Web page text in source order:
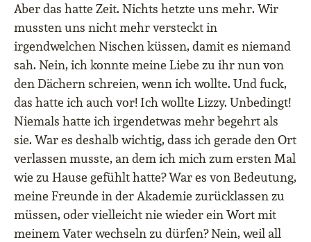
Aber das hatte Zeit. Nichts hetzte uns mehr. Wir
mussten uns nicht mehr versteckt in
irgendwelchen Nischen küssen, damit es niemand
sah. Nein, ich konnte meine Liebe zu ihr nun von
den Dächern schreien, wenn ich wollte. Und fuck,
das hatte ich auch vor! Ich wollte Lizzy. Unbedingt!
Niemals hatte ich irgendetwas mehr begehrt als
sie. War es deshalb wichtig, dass ich gerade den Ort
verlassen musste, an dem ich mich zum ersten Mal
wie zu Hause gefühlt hatte? War es von Bedeutung,
meine Freunde in der Akademie zurücklassen zu
müssen, oder vielleicht nie wieder ein Wort mit
meinem Vater wechseln zu dürfen? Nein, weil all